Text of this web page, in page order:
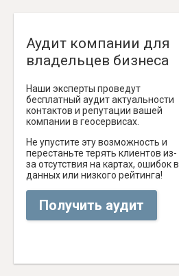
Аудит компании для
владельцев бизнеса
Наши эксперты проведут
бесплатный аудит актуальности
контактов и репутации вашей
компании в геосервисах.
Не упустите эту возможность и
перестаньте терять клиентов из-
за отсутствия на картах, ошибок в
данных или низкого рейтинга!
Получить аудит